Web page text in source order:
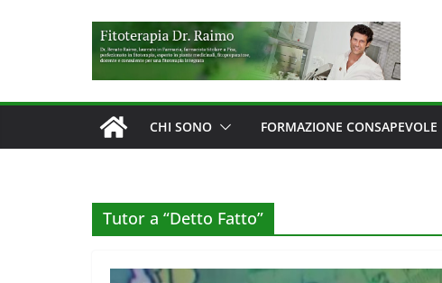
CHI SONO FORMAZIONE CONSAPEVOLE
Tutor a “Detto Fatto”